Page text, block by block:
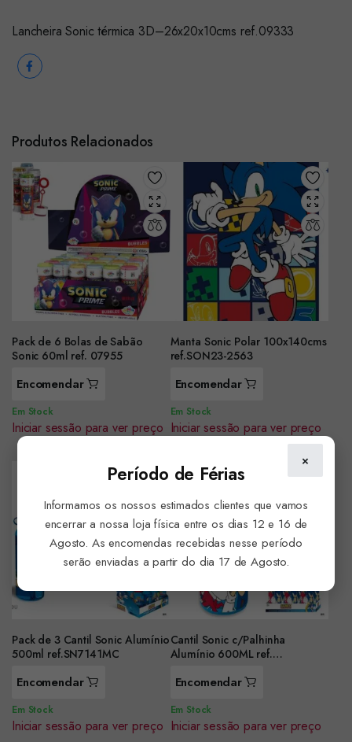
Lancheira Sonic térmica 3D–26x20x10cms ref.09333
Produtos Relacionados
Pack de 6 Bolas de Sabão
Sonic 60ml ref. 07955
Encomendar
Em Stock
Iniciar sessão para ver preço
Manta Sonic Polar 100x140cms
ref.SON23-2563
Encomendar
Em Stock
Iniciar sessão para ver preço
Pack de 3 Cantil Sonic Alumínio
500ml ref.SN7141MC
Encomendar
Em Stock
Iniciar sessão para ver preço
Cantil Sonic c/Palhinha
Alumínio 600ML ref.
Encomendar
Em Stock
Iniciar sessão para ver preço
×
Período de Férias
Informamos os nossos estimados clientes que vamos
encerrar a nossa loja física entre os dias 12 e 16 de
Agosto. As encomendas recebidas nesse período
serão enviadas a partir do dia 17 de Agosto.